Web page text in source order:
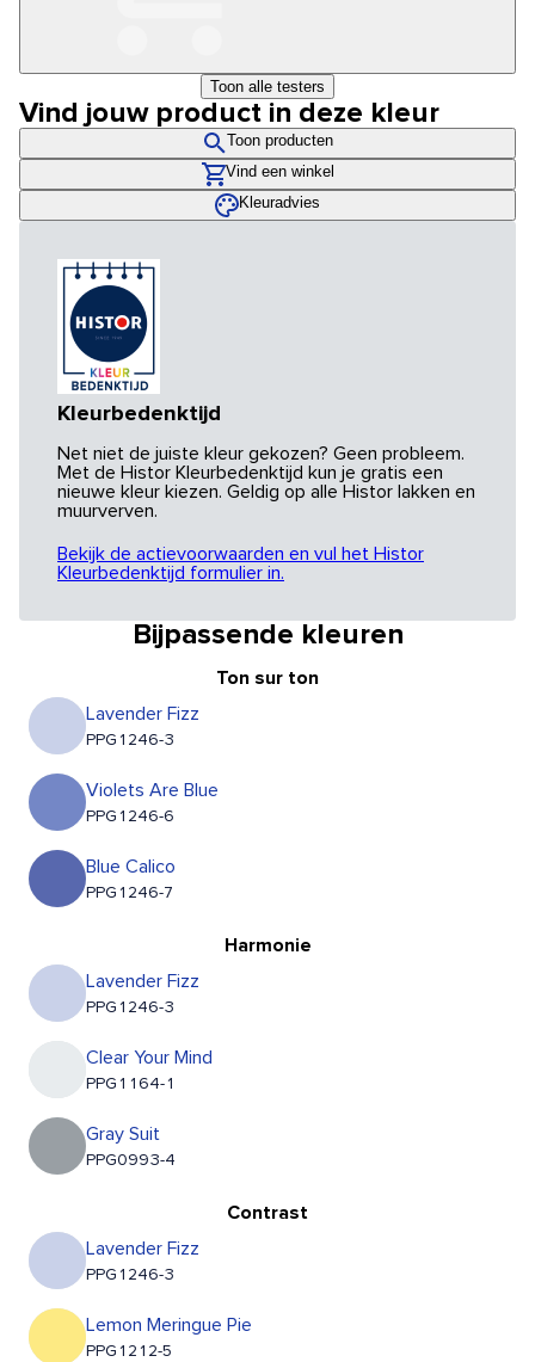
Toon alle testers
Vind jouw product in deze kleur
Toon producten
Vind een winkel
Kleuradvies
Kleurbedenktijd
Net niet de juiste kleur gekozen? Geen probleem.
Met de Histor Kleurbedenktijd kun je gratis een
nieuwe kleur kiezen. Geldig op alle Histor lakken en
muurverven.
Bekijk de actievoorwaarden en vul het Histor
Kleurbedenktijd formulier in.
Bijpassende kleuren
Ton sur ton
Lavender Fizz
PPG1246-3
Violets Are Blue
PPG1246-6
Blue Calico
PPG1246-7
Harmonie
Lavender Fizz
PPG1246-3
Clear Your Mind
PPG1164-1
Gray Suit
PPG0993-4
Contrast
Lavender Fizz
PPG1246-3
Lemon Meringue Pie
PPG1212-5